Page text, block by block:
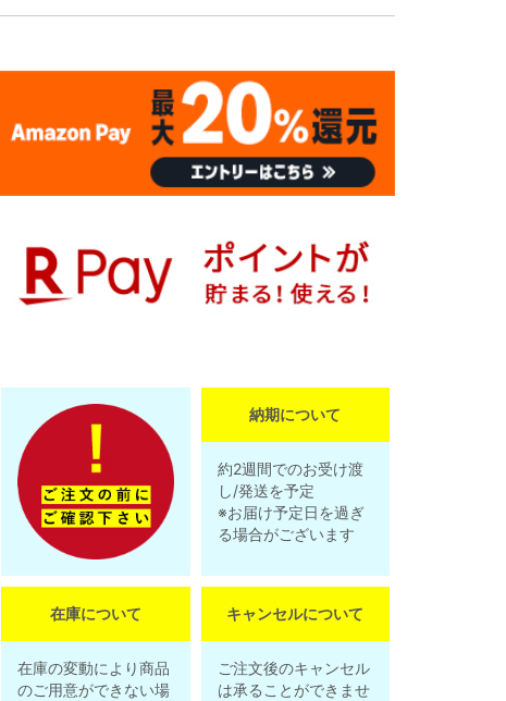
納期について
約2週間でのお受け渡
し/発送を予定
※お届け予定日を過ぎ
る場合がございます
在庫について
在庫の変動により商品
のご用意ができない場
キャンセルについて
ご注文後のキャンセル
は承ることができませ